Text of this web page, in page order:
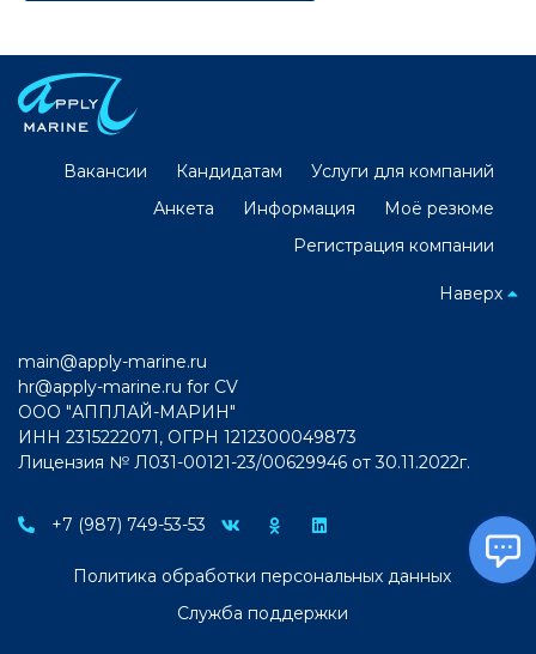
Вакансии Кандидатам
Услуги для компаний
Анкета
Информация
Моё резюме
Регистрация компании
Наверх
main@apply-marine.ru
hr@apply-marine.ru for CV
ООО "АППЛАЙ-МАРИН"
ИНН 2315222071, ОГРН 1212300049873
Лицензия № Л031-00121-23/00629946 от 30.11.2022г.
+7 (987) 749-53-53
Политика обработки персональных данных
Служба поддержки